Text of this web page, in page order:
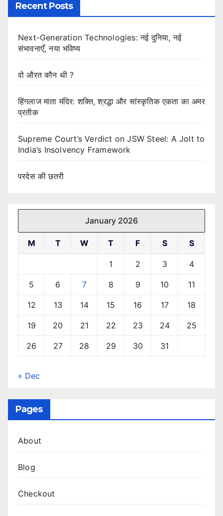
Recent Posts
Next-Generation Technologies: नई दुनिया, नई
संभावनाएँ, नया भविष्य
वो औरत कौन थी ?
हिंगलाज माता मंदिर: शक्ति, श्रद्धा और सांस्कृतिक एकता का अमर
प्रतीक
Supreme Court’s Verdict on JSW Steel: A Jolt to
India’s Insolvency Framework
परदेस की छतरी
January 2026
M T W T F S S
1 2 3 4
5 6 7 8 9 10 11
12 13 14 15 16 17 18
19 20 21 22 23 24 25
26 27 28 29 30 31
« Dec
Pages
About
Blog
Checkout